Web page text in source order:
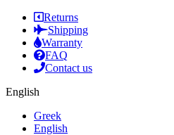
Returns
Shipping
Warranty
FAQ
Contact us
English
Greek
English